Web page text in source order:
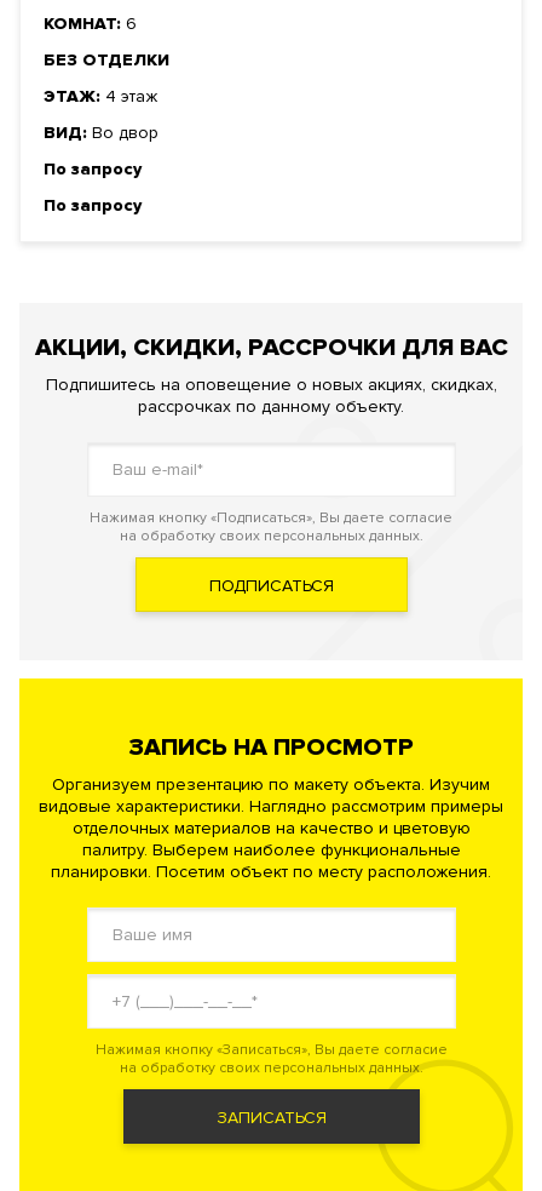
КОМНАТ: 6
БЕЗ ОТДЕЛКИ
ЭТАЖ: 4 этаж
ВИД: Во двор
По запросу
По запросу
АКЦИИ, СКИДКИ, РАССРОЧКИ ДЛЯ ВАС
Подпишитесь на оповещение о новых акциях, скидках,
рассрочках по данному объекту.
Нажимая кнопку «Подписаться», Вы даете согласие
на обработку своих персональных данных.
ПОДПИСАТЬСЯ
ЗАПИСЬ НА ПРОСМОТР
Организуем презентацию по макету объекта. Изучим
видовые характеристики. Наглядно рассмотрим примеры
отделочных материалов на качество и цветовую
палитру. Выберем наиболее функциональные
планировки. Посетим объект по месту расположения.
Нажимая кнопку «Записаться», Вы даете согласие
на обработку своих персональных данных.
ЗАПИСАТЬСЯ